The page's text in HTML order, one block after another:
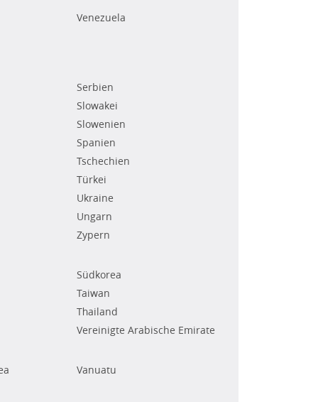
Venezuela
Serbien
Slowakei
Slowenien
Spanien
Tschechien
Türkei
Ukraine
Ungarn
Zypern
Südkorea
Taiwan
Thailand
Vereinigte Arabische Emirate
Vanuatu